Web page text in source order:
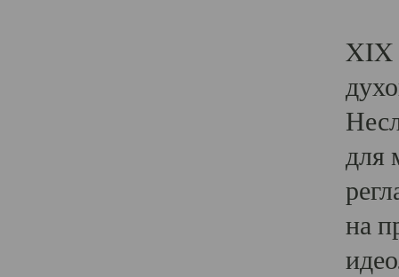
XIX
для
на